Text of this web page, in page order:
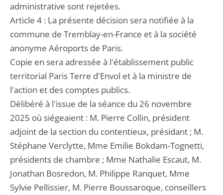
administrative sont rejetées.
Article 4 : La présente décision sera notifiée à la
commune de Tremblay-en-France et à la société
anonyme Aéroports de Paris.
Copie en sera adressée à l'établissement public
territorial Paris Terre d'Envol et à la ministre de
l'action et des comptes publics.
Délibéré à l'issue de la séance du 26 novembre
2025 où siégeaient : M. Pierre Collin, président
adjoint de la section du contentieux, présidant ; M.
Stéphane Verclytte, Mme Emilie Bokdam-Tognetti,
présidents de chambre ; Mme Nathalie Escaut, M.
Jonathan Bosredon, M. Philippe Ranquet, Mme
Sylvie Pellissier, M. Pierre Boussaroque, conseillers